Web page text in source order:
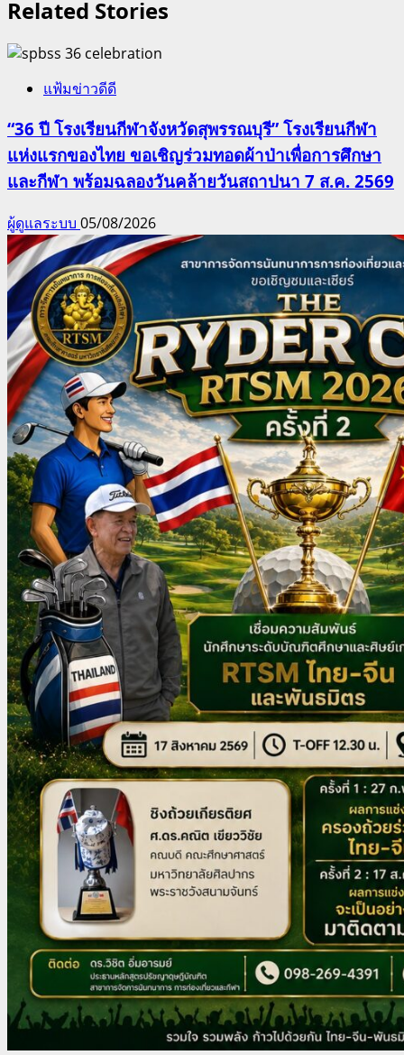
Related Stories
แฟ้มข่าวดีดี
“36 ปี โรงเรียนกีฬาจังหวัดสุพรรณบุรี” โรงเรียนกีฬา
แห่งแรกของไทย ขอเชิญร่วมทอดผ้าป่าเพื่อการศึกษา
และกีฬา พร้อมฉลองวันคล้ายวันสถาปนา 7 ส.ค. 2569
ผู้ดูแลระบบ 05/08/2026